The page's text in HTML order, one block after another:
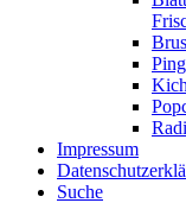
Impressum
Suche